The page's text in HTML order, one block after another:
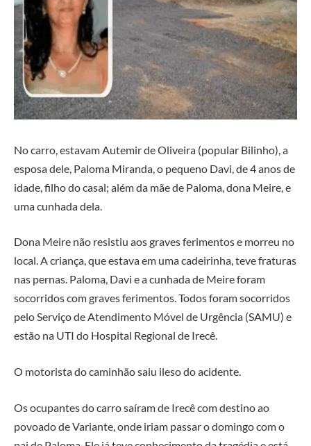
No carro, estavam Autemir de Oliveira (popular Bilinho), a
esposa dele, Paloma Miranda, o pequeno Davi, de 4 anos de
idade, filho do casal; além da mãe de Paloma, dona Meire, e
uma cunhada dela.
Dona Meire não resistiu aos graves ferimentos e morreu no
local. A criança, que estava em uma cadeirinha, teve fraturas
nas pernas. Paloma, Davi e a cunhada de Meire foram
socorridos com graves ferimentos. Todos foram socorridos
pelo Serviço de Atendimento Móvel de Urgência (SAMU) e
estão na UTI do Hospital Regional de Irecê.
O motorista do caminhão saiu ileso do acidente.
Os ocupantes do carro saíram de Irecê com destino ao
povoado de Variante, onde iriam passar o domingo com o